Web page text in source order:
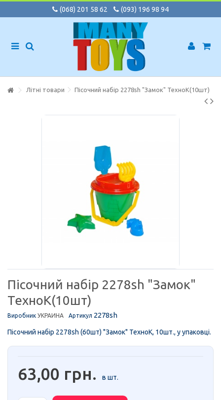
(068) 201 58 62 (093) 196 98 94
Літні товари Пісочний набір 2278sh "Замок" ТехноК(10шт)
Пісочний набір 2278sh "Замок"
ТехноК(10шт)
Виробник УКРАИНА Артикул 2278sh
Пісочний набір 2278sh (60шт) "Замок" ТехноК, 10шт., у упаковці.
63,00 грн. в шт.